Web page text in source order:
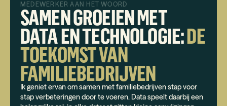
MEDEWERKER AAN HET WOORD
SAMEN GROEIEN MET
DATA EN TECHNOLOGIE:DE
TOEKOMST VAN
FAMILIEBEDRIJVEN
Ik geniet ervan om samen met familiebedrijven stap voor
stap verbeteringen door te voeren. Data speelt daarbij een